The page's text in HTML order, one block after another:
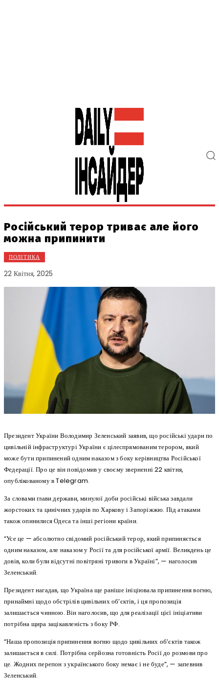
Російський терор триває але його
можна припинити
ПОЛІТИКА
22 Квітня, 2025
Президент України Володимир Зеленський заявив, що російські удари по
цивільній інфраструктурі України є цілеспрямованим терором, який
може бути припинений одним наказом з боку керівництва Російської
Федерації. Про це він повідомив у своєму зверненні 22 квітня,
опублікованому в Telegram.
За словами глави держави, минулої доби російські війська завдали
жорстоких та цинічних ударів по Харкову і Запоріжжю. Під атаками
також опинилися Одеса та інші регіони країни.
“Усе це — абсолютно свідомий російський терор, який припиняється
одним наказом, але наказом у Росії та для російської армії. Великдень це
довів, коли були відсутні повітряні тривоги в Україні”, — наголосив
Зеленський.
Президент нагадав, що Україна ще раніше ініціювала припинення вогню,
принаймні щодо обстрілів цивільних об’єктів, і ця пропозиція
залишається чинною. Він наголосив, що для реалізації цієї ініціативи
потрібна щира зацікавленість з боку РФ.
“Наша пропозиція припинення вогню щодо цивільних обʼєктів також
залишається в силі. Потрібна серйозна готовність Росії до розмови про
це. Жодних перепон з українського боку немає і не буде”, — запевнив
Зеленський.